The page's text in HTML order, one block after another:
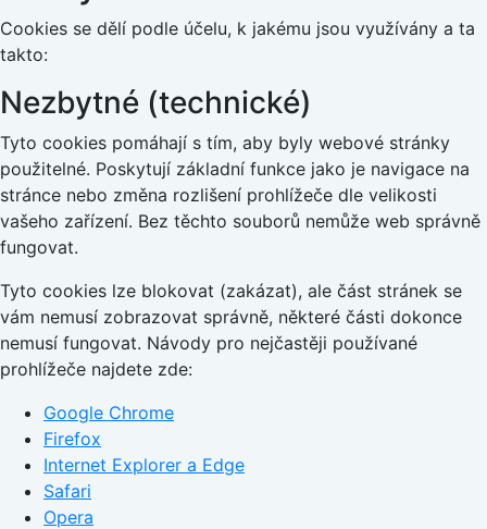
Cookies se dělí podle účelu, k jakému jsou využívány a ta
takto:
Nezbytné (technické)
Tyto cookies pomáhají s tím, aby byly webové stránky
použitelné. Poskytují základní funkce jako je navigace na
stránce nebo změna rozlišení prohlížeče dle velikosti
vašeho zařízení. Bez těchto souborů nemůže web správně
fungovat.
Tyto cookies lze blokovat (zakázat), ale část stránek se
vám nemusí zobrazovat správně, některé části dokonce
nemusí fungovat. Návody pro nejčastěji používané
prohlížeče najdete zde:
Google Chrome
Firefox
Internet Explorer a Edge
Safari
Opera